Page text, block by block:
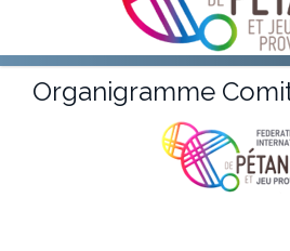
Organigramme